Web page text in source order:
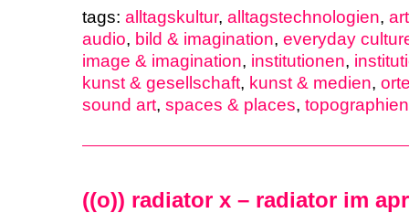
tags: alltagskultur, alltagstechnologien,
audio, bild & imagination, everyday
image & imagination, institutionen,
kunst & gesellschaft, kunst & medien,
sound art, spaces & places, topographien
((o)) radiator x – radiator im